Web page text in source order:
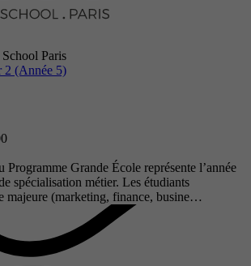
Paris
2 (Année 5)
Programme Grande École représente l’année
spécialisation métier. Les étudiants
majeure (marketing, finance, busine…